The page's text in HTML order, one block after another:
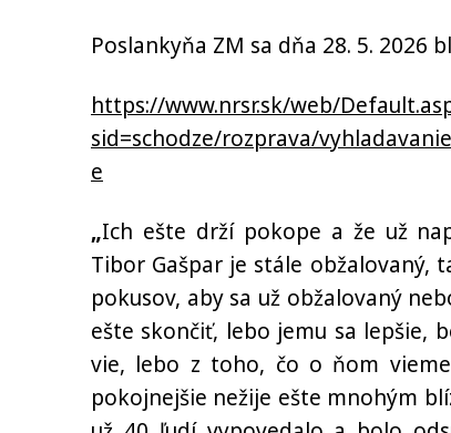
Poslankyňa ZM sa dňa 28. 5.
https://www.nrsr.sk/web/
sid=schodze/rozprava/
e
„Ich ešte drží pokope a že už
Tibor Gašpar je stále obžalovaný,
pokusov, aby sa už obžalovaný
ešte skončiť, lebo jemu sa lepšie,
vie, lebo z toho, čo o ňom
pokojnejšie nežije ešte mnohým